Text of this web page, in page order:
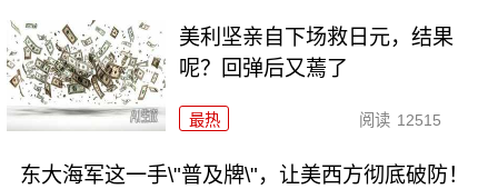
美利坚亲自下场救日元，结果
呢？回弹后又蔫了
最热 阅读 12515
东大海军这一手\"普及牌\"，让美西方彻底破防！